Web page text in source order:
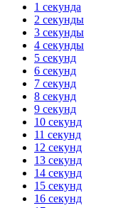
1 секунда
2 секунды
3 секунды
4 секунды
5 секунд
6 секунд
7 секунд
8 секунд
9 секунд
10 секунд
11 секунд
12 секунд
13 секунд
14 секунд
15 секунд
16 секунд